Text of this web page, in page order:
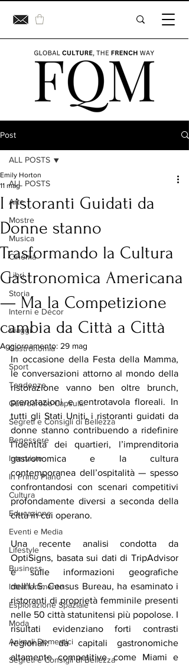
Post
ALL POSTS
Arte
Mostre
Musica
Cinema
Libri
Storia
Interni e Décor
Viaggi
Gastronomia
Sport
Tendenze
Guardaroba Capsula:
Segreti e Consigli di Bellezza
Benessere
Interviste
In Primo Piano
Cultura
Educazione
Eventi e Media
Lifestyle
Business
Intrattenimento
Esplorazione Spaziale
Moda
Animali Domestici
Segreti e Consigli di Bellezza
ALL POSTS
I ristoranti Guidati da
Donne stanno
Trasformando la Cultura
Gastronomica Americana
— Ma la Competizione
cambia da Città a Città
Emily Horton
11 mag
Aggiornamento: 29 mag
In occasione della Festa della Mamma,
le conversazioni attorno al mondo della
ristorazione vanno ben oltre brunch,
prenotazioni e centrotavola floreali. In
tutti gli Stati Uniti, i ristoranti guidati da
donne stanno contribuendo a ridefinire
l’identità dei quartieri, l’imprenditoria
gastronomica e la cultura
contemporanea dell’ospitalità — spesso
confrontandosi con scenari competitivi
profondamente diversi a seconda della
città in cui operano.
Una recente analisi condotta da
OptiSigns, basata sui dati di TripAdvisor
e sulle informazioni geografiche
dell’U.S. Census Bureau, ha esaminato i
ristoranti di proprietà femminile presenti
nelle 50 città statunitensi più popolose. I
risultati evidenziano forti contrasti
regionali: da capitali gastronomiche
altamente competitive come Miami e